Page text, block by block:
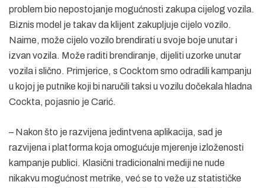
problem bio nepostojanje mogućnosti zakupa cijelog vozila.
Biznis model je takav da klijent zakupljuje cijelo vozilo.
Naime, može cijelo vozilo brendirati u svoje boje unutar i
izvan vozila. Može raditi brendiranje, dijeliti uzorke unutar
vozila i slično. Primjerice, s Cocktom smo odradili kampanju
u kojoj je putnike koji bi naručili taksi u vozilu dočekala hladna
Cockta, pojasnio je Carić.
– Nakon što je razvijena jedintvena aplikacija, sad je
razvijena i platforma koja omogućuje mjerenje izloženosti
kampanje publici. Klasični tradicionalni mediji ne nude
nikakvu mogućnost metrike, već se to veže uz statističke